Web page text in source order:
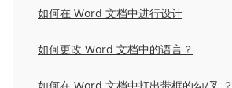
如何在 Word 文档中进行设计
如何更改 Word 文档中的语言？